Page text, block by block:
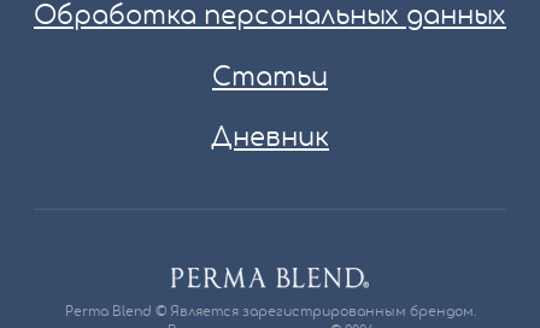
Обработка персональных данных
Статьи
Дневник
Perma Blend © Является зарегистрированным брендом.